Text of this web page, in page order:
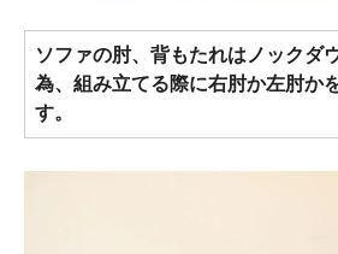
ソファの肘、背もたれはノックダ
為、組み立てる際に右肘か左肘か
す。